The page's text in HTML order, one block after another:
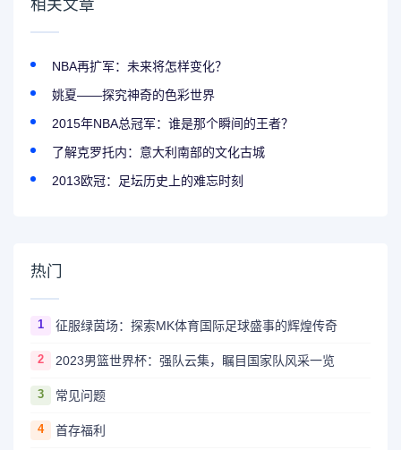
相关文章
NBA再扩军：未来将怎样变化？
姚夏——探究神奇的色彩世界
2015年NBA总冠军：谁是那个瞬间的王者？
了解克罗托内：意大利南部的文化古城
2013欧冠：足坛历史上的难忘时刻
热门
1 征服绿茵场：探索MK体育国际足球盛事的辉煌传奇
2 2023男篮世界杯：强队云集，瞩目国家队风采一览
3 常见问题
4 首存福利